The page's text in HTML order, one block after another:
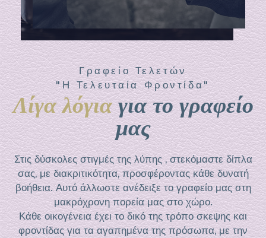
Γραφείο Τελετών
"Η Τελευταία Φροντίδα"
Λίγα λόγιαγια το γραφείο
μας
Στις δύσκολες στιγμές της λύπης , στεκόμαστε δίπλα
σας, με διακριτικότητα, προσφέροντας κάθε δυνατή
βοήθεια. Αυτό άλλωστε ανέδειξε το γραφείο μας στη
μακρόχρονη πορεία μας στο χώρο.
Κάθε οικογένεια έχει το δικό της τρόπο σκεψης και
φροντίδας για τα αγαπημένα της πρόσωπα, με την